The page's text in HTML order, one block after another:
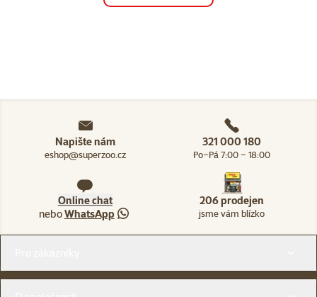
Napište nám
eshop@superzoo.cz
321 000 180
Po–Pá 7:00 – 18:00
Online chat
neboWhatsApp
206 prodejen
jsme vám blízko